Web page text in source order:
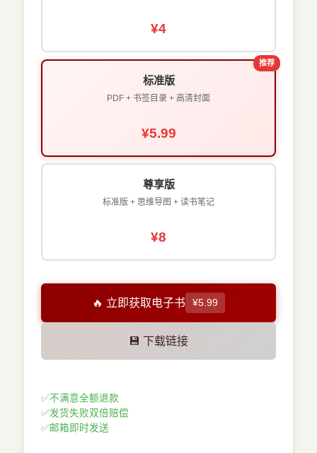
¥4
推荐
标准版
PDF + 书签目录 + 高清封面
¥5.99
尊享版
标准版 + 思维导图 + 读书笔记
¥8
🔥 立即获取电子书 ¥5.99
💾 下载链接
✅不满意全额退款
✅发货失败双倍赔偿
✅邮箱即时发送